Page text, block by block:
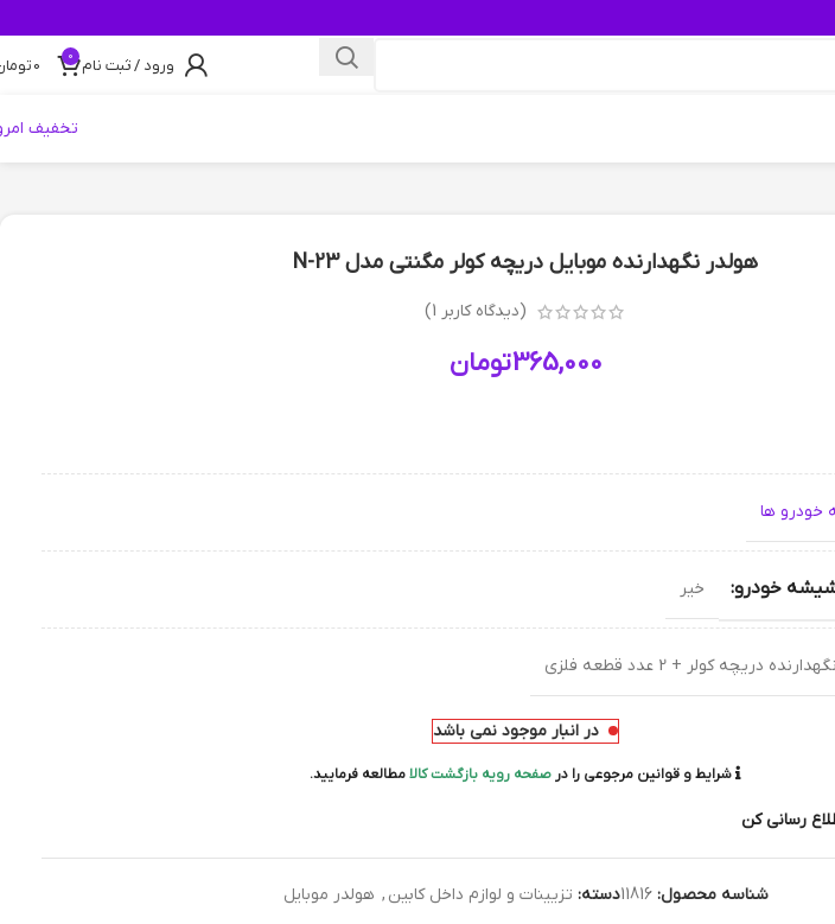
ورود / ثبت نام 0
0
تخفیف
هولدر نگهدارنده موبایل دریچه کولر مگنتی مدل N-23
(دیدگاه کاربر 1
)
365,000تومان
خودرو ها
خودرو: خیر
دریچه کولر + 2 عدد قطعه فلزی
در انبار موجود نمی باشد
شرایط و قوانین مرجوعی را در صفحه رویه بازگشت کالامطالعه فرمایید.
رسانی کن
شناسه محصول:11816دسته: تزیینات و لوازم داخل کابین , هولدر موبایل